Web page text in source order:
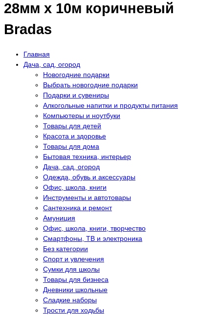
28мм х 10м коричневый
Bradas
Главная
Дача, сад, огород
Новогодние подарки
Выбрать новогодние подарки
Подарки и сувениры
Алкогольные напитки и продукты питания
Компьютеры и ноутбуки
Товары для детей
Красота и здоровье
Товары для дома
Бытовая техника, интерьер
Дача, сад, огород
Одежда, обувь и аксессуары
Офис, школа, книги
Инструменты и автотовары
Сантехника и ремонт
Амуниция
Офис, школа, книги, творчество
Смартфоны, ТВ и электроника
Без категории
Спорт и увлечения
Сумки для школы
Товары для бизнеса
Дневники школьные
Сладкие наборы
Трости для ходьбы